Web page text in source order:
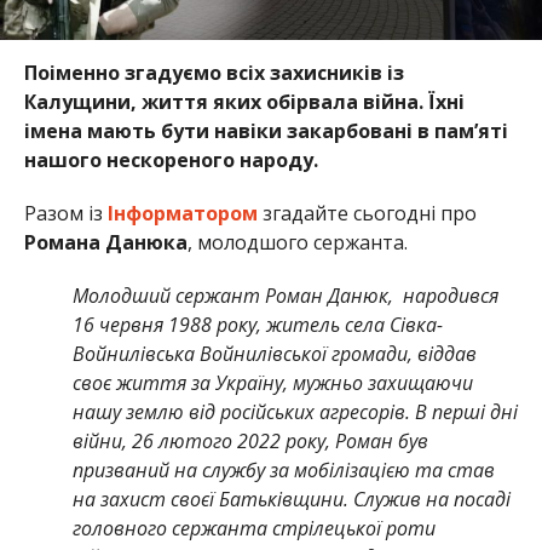
Поіменно згадуємо всіх захисників із
Калущини, життя яких обірвала війна. Їхні
імена мають бути навіки закарбовані в пам’яті
нашого нескореного народу.
Разом із Інформатором згадайте сьогодні про
Романа Данюка, молодшого сержанта.
Молодший сержант Роман Данюк, народився
16 червня 1988 року, житель села Сівка-
Войнилівська Войнилівської громади, віддав
своє життя за Україну, мужньо захищаючи
нашу землю від російських агресорів. В перші дні
війни, 26 лютого 2022 року, Роман був
призваний на службу за мобілізацією та став
на захист своєї Батьківщини. Служив на посаді
головного сержанта стрілецької роти